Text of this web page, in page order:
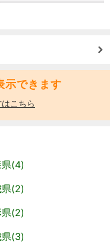
示できます
こちら
(4)
(2)
(2)
(3)